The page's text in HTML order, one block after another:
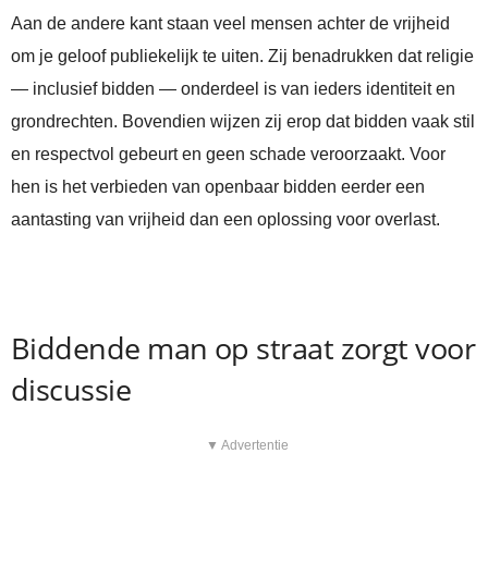
Aan de andere kant staan veel mensen achter de vrijheid
om je geloof publiekelijk te uiten. Zij benadrukken dat religie
— inclusief bidden — onderdeel is van ieders identiteit en
grondrechten. Bovendien wijzen zij erop dat bidden vaak stil
en respectvol gebeurt en geen schade veroorzaakt. Voor
hen is het verbieden van openbaar bidden eerder een
aantasting van vrijheid dan een oplossing voor overlast.
Biddende man op straat zorgt voor
discussie
▼ Advertentie